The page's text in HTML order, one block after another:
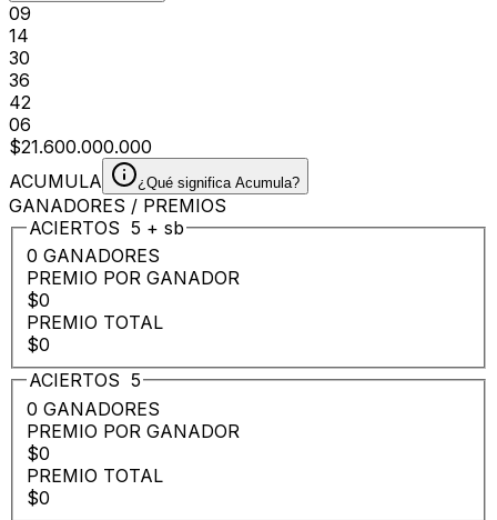
09
14
30
36
42
06
$21.600.000.000
ACUMULA
¿Qué significa Acumula?
GANADORES / PREMIOS
ACIERTOS 5 + sb
0 GANADORES
PREMIO POR GANADOR
$0
PREMIO TOTAL
$0
ACIERTOS 5
0 GANADORES
PREMIO POR GANADOR
$0
PREMIO TOTAL
$0